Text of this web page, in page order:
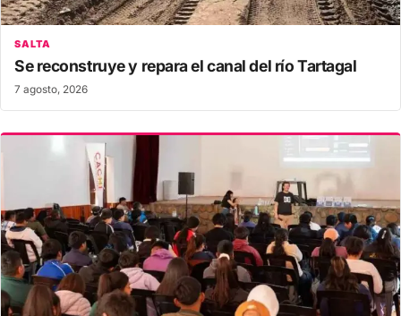
SALTA
Se reconstruye y repara el canal del río Tartagal
7 agosto, 2026